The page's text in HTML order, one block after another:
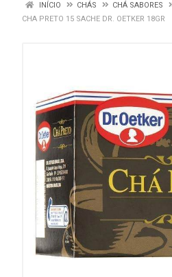
INÍCIO CHÁS
CHÁ SABORES
CHA PRETO 15 SACHE DR. OETKER 18GR